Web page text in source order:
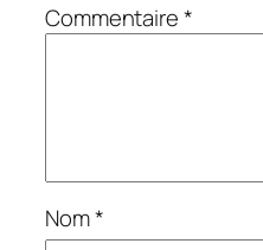
Commentaire*
Nom*